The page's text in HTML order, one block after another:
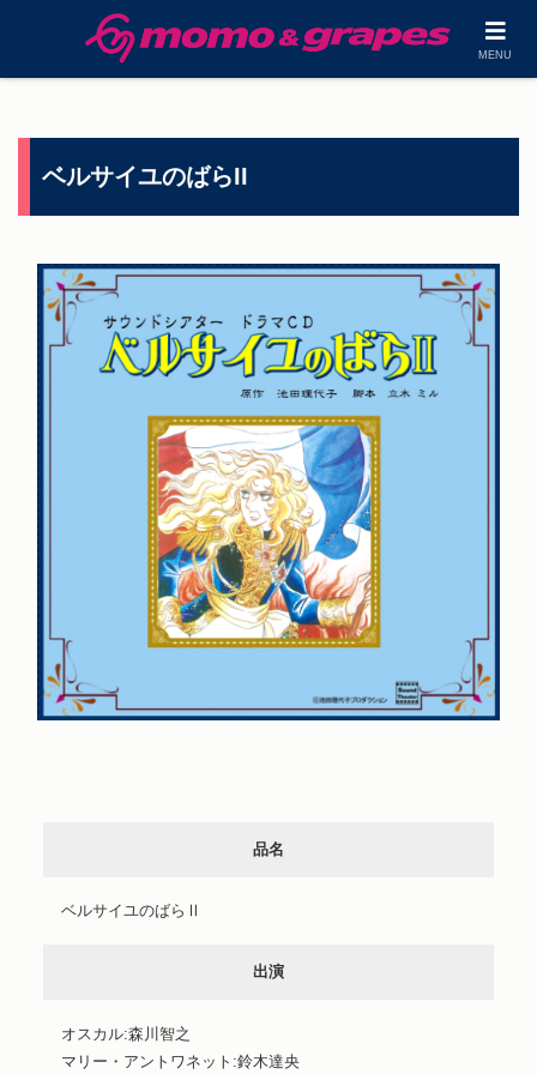
ベルサイユのばらII
品名
ベルサイユのばらⅡ
出演
オスカル:森川智之
マリー・アントワネット:鈴木達央
MENU